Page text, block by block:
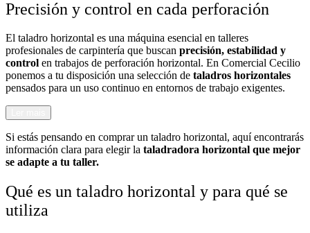
Precisión y control en cada perforación
El taladro horizontal es una máquina esencial en talleres
profesionales de carpintería que buscan precisión, estabilidad y
control en trabajos de perforación horizontal. En Comercial Cecilio
ponemos a tu disposición una selección de taladros horizontales
pensados para un uso continuo en entornos de trabajo exigentes.
Si estás pensando en comprar un taladro horizontal, aquí encontrarás
información clara para elegir la taladradora horizontal que mejor
se adapte a tu taller.
Qué es un taladro horizontal y para qué se
utiliza